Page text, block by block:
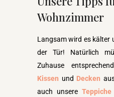
Wohnzimmer
Langsam wird es kälter
der Tür! Natürlich
Zuhause
Kissen und Decken
auch unsereTeppiche